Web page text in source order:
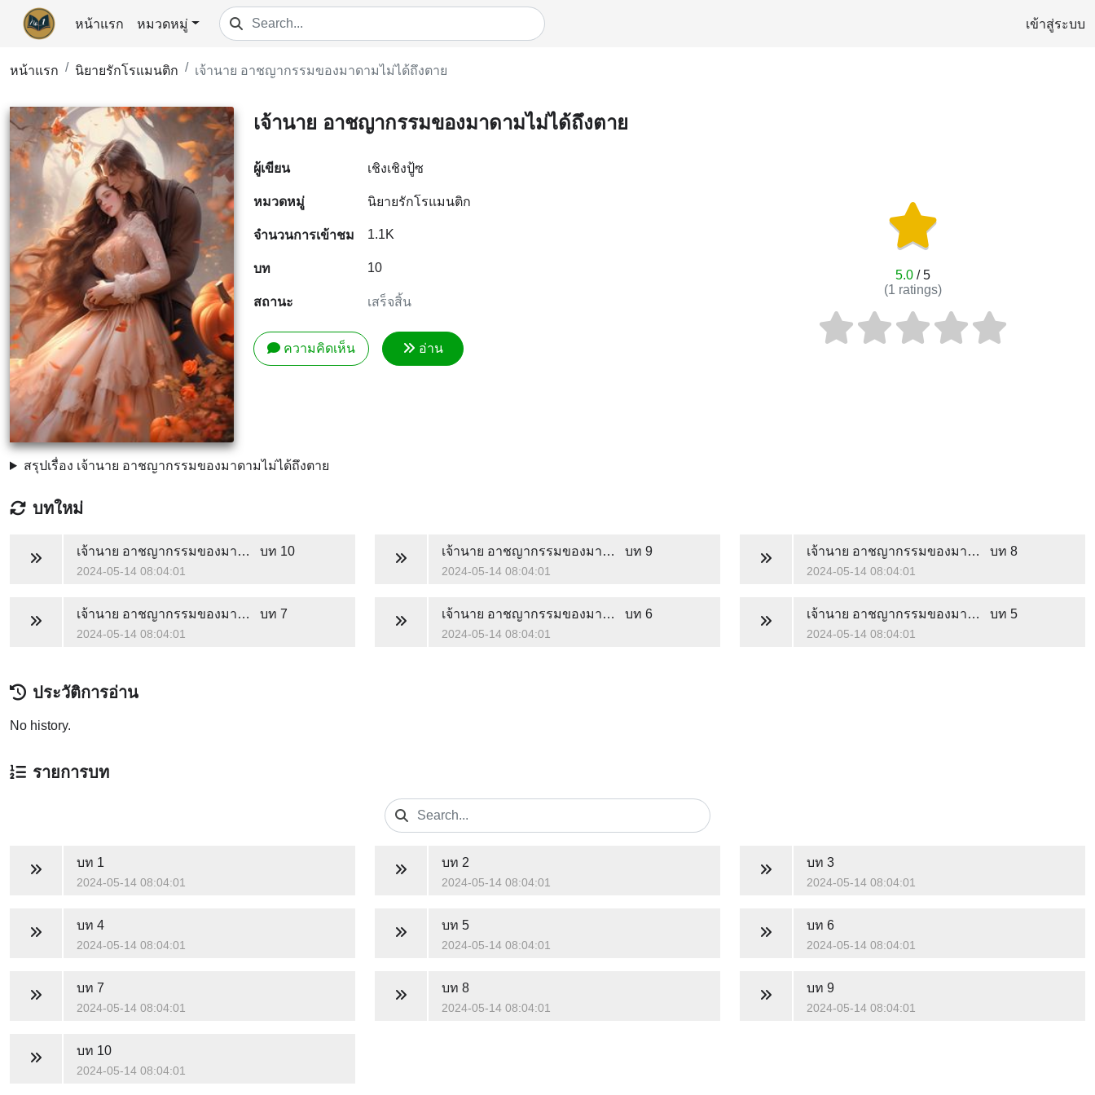
หน้าแรก หมวดหมู่ เข้าสู่ระบบ
หน้าแรก นิยายรักโรแมนติก เจ้านาย อาชญากรรมของมาดามไม่ได้ถึงตาย
เจ้านาย อาชญากรรมของมาดามไม่ได้ถึงตาย
ผู้เขียน เชิงเชิงปู้ซ
หมวดหมู่ นิยายรักโรแมนติก
จำนวนการเข้าชม 1.1K
บท 10
สถานะ เสร็จสิ้น
ความคิดเห็น อ่าน
5.0/ 5
(1 ratings)
สรุปเรื่อง เจ้านาย อาชญากรรมของมาดามไม่ได้ถึงตาย
บทใหม่
เจ้านาย อาชญากรรมของมาดามไม่ได้ถึงตาย บท 10
2024-05-14 08:04:01
เจ้านาย อาชญากรรมของมาดามไม่ได้ถึงตาย บท 9
2024-05-14 08:04:01
เจ้านาย อาชญากรรมของมาดามไม่ได้ถึงตาย บท 8
2024-05-14 08:04:01
เจ้านาย อาชญากรรมของมาดามไม่ได้ถึงตาย บท 7
2024-05-14 08:04:01
เจ้านาย อาชญากรรมของมาดามไม่ได้ถึงตาย บท 6
2024-05-14 08:04:01
เจ้านาย อาชญากรรมของมาดามไม่ได้ถึงตาย บท 5
2024-05-14 08:04:01
ประวัติการอ่าน
No history.
รายการบท
บท 1
2024-05-14 08:04:01
บท 2
2024-05-14 08:04:01
บท 3
2024-05-14 08:04:01
บท 4
2024-05-14 08:04:01
บท 5
2024-05-14 08:04:01
บท 6
2024-05-14 08:04:01
บท 7
2024-05-14 08:04:01
บท 8
2024-05-14 08:04:01
บท 9
2024-05-14 08:04:01
บท 10
2024-05-14 08:04:01